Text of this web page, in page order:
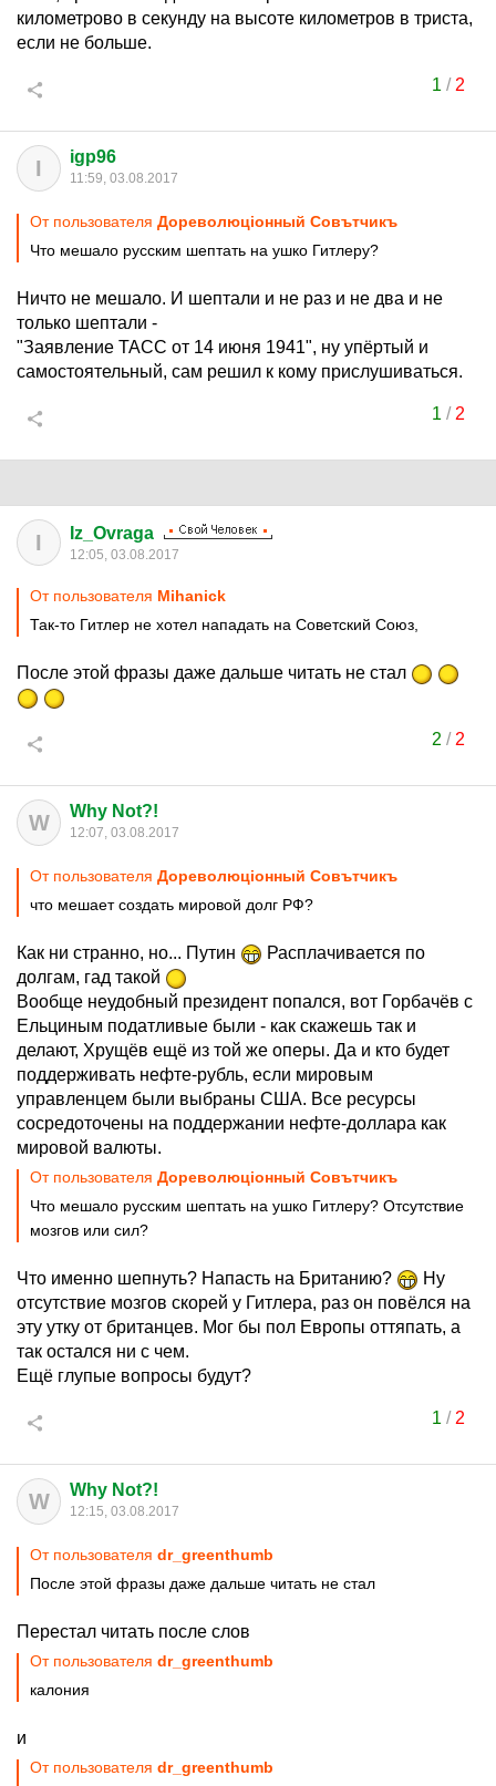
километрово в секунду на высоте километров в триста,
если не больше.
1 / 2
I igp96
11:59, 03.08.2017
От пользователя Дореволюцiонный Совътчикъ
Что мешало русским шептать на ушко Гитлеру?
Ничто не мешало. И шептали и не раз и не два и не
только шептали -
"Заявление ТАСС от 14 июня 1941", ну упёртый и
самостоятельный, сам решил к кому прислушиваться.
1 / 2
I Iz_Ovraga
12:05, 03.08.2017
От пользователя Mihanick
Так-то Гитлер не хотел нападать на Советский Союз,
После этой фразы даже дальше читать не стал
2 / 2
W Why Not?!
12:07, 03.08.2017
От пользователя Дореволюцiонный Совътчикъ
что мешает создать мировой долг РФ?
Как ни странно, но... Путин
Расплачивается по
долгам, гад такой
Вообще неудобный президент попался, вот Горбачёв с
Ельциным податливые были - как скажешь так и
делают, Хрущёв ещё из той же оперы. Да и кто будет
поддерживать нефте-рубль, если мировым
управленцем были выбраны США. Все ресурсы
сосредоточены на поддержании нефте-доллара как
мировой валюты.
От пользователя Дореволюцiонный Совътчикъ
Что мешало русским шептать на ушко Гитлеру? Отсутствие
мозгов или сил?
Что именно шепнуть? Напасть на Британию?
Ну
отсутствие мозгов скорей у Гитлера, раз он повёлся на
эту утку от британцев. Мог бы пол Европы оттяпать, а
так остался ни с чем.
Ещё глупые вопросы будут?
1 / 2
W Why Not?!
12:15, 03.08.2017
От пользователя dr_greenthumb
После этой фразы даже дальше читать не стал
Перестал читать после слов
От пользователя dr_greenthumb
калония
и
От пользователя dr_greenthumb